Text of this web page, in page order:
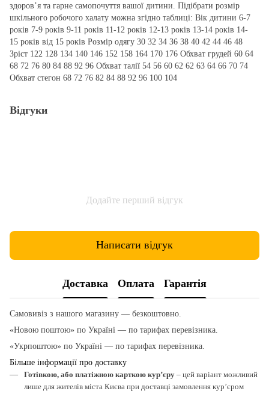
здоров’я та гарне самопочуття вашої дитини. Підібрати розмір
шкільного робочого халату можна згідно таблиці: Вік дитини 6-7
років 7-9 років 9-11 років 11-12 років 12-13 років 13-14 років 14-
15 років від 15 років Розмір одягу 30 32 34 36 38 40 42 44 46 48
Зріст 122 128 134 140 146 152 158 164 170 176 Обхват грудей 60 64
68 72 76 80 84 88 92 96 Обхват талії 54 56 60 62 62 63 64 66 70 74
Обхват стегон 68 72 76 82 84 88 92 96 100 104
Відгуки
Додайте перший відгук
Написати відгук
Доставка Оплата Гарантія
Самовивіз з нашого магазину — безкоштовно.
«Новою поштою» по Україні — по тарифах перевізника.
«Укрпоштою» по Україні — по тарифах перевізника.
Більше інформації про доставку
Готівкою, або платіжною карткою кур’єру – цей варіант можливий
лише для жителів міста Києва при доставці замовлення кур’єром